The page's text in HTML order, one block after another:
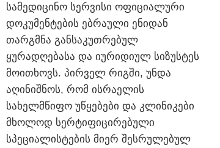
სამედიცინო სერვისი ოფიციალური
დოკუმენტების ებრაული ენიდან
თარგმნა განსაკუთრებულ
ყურადღებასა და იურიდიულ სიზუსტეს
მოითხოვს. პირველ რიგში, უნდა
აღინიშნოს, რომ ისრაელის
სახელმწიფო უწყებები და კლინიკები
მხოლოდ სერტიფიცირებული
სპეციალისტების მიერ შესრულებულ